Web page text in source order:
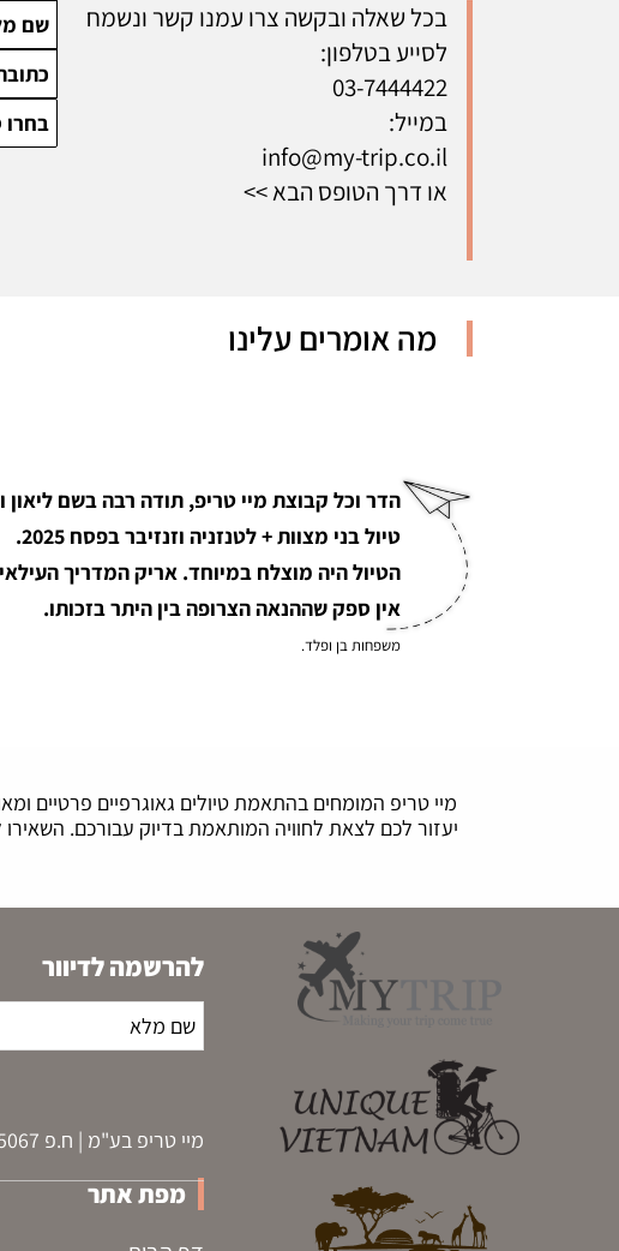
בכל שאלה ובקשה צרו עמנו קשר ונשמח
לסייע בטלפון:
03-7444422
במייל:
info@my-trip.co.il
או דרך הטופס הבא >>
מה אומרים עלינו
הדר וכל קבוצת מיי טריפ, תודה רבה בשם
טיול בני מצוות + לטנזניה וזנזיבר בפסח 2025.
הטיול היה מוצלח במיוחד. אריק המדריך
אין ספק שההנאה הצרופה בין היתר בזכותו.
משפחות בן ופלד.
מיי טריפ המומחים בהתאמת טיולים גאוגרפיים פרטיים
להרשמה לדיוור
מיי טריפ בע"מ | ח.פ 515315067 | המלאכה 39, חולון | 03-7444422 |
מפת אתר